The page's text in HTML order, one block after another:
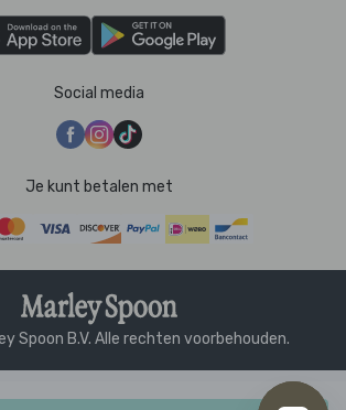
Social media
Je kunt betalen met
Spoon B.V. Alle rechten voorbehouden.